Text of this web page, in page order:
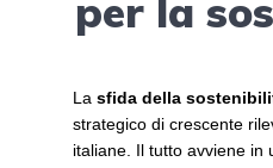
per la
La sfida della
strategico di crescente
italiane. Il tutto avviene in